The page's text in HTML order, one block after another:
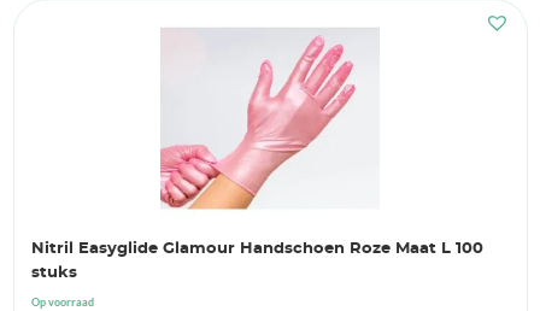
Nitril Easyglide Glamour Handschoen Roze Maat L 100
stuks
Op voorraad